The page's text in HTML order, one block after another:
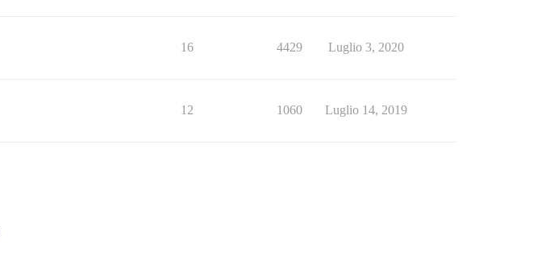
16 4429 Luglio 3, 2020
12 1060 Luglio 14, 2019